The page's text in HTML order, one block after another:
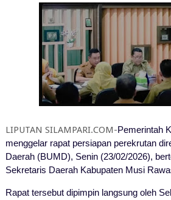
LIPUTAN SILAMPARI.COM-Pemerintah
menggelar rapat persiapan perekrutan
Daerah (BUMD), Senin (23/02/2026),
Sekretaris Daerah Kabupaten Musi
Rapat tersebut dipimpin langsung oleh